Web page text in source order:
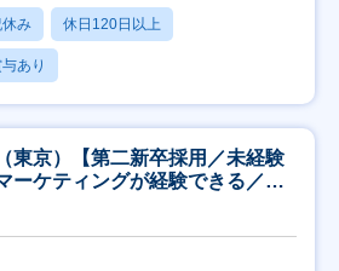
休み 休日120日以上
あり
東京）【第二新卒採用／未経験
ーケティングが経験できる／研